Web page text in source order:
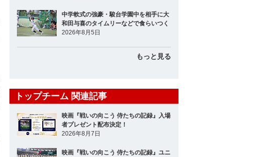
中学軟式の強豪・駿台学園中を相手に大
和田与喜のタイムリーなどで食らいつく
2026年8月5日
もっと見る
トップチーム 関連記事
映画『戦いの向こう 侍たちの記録』入場
者プレゼント配布決定！
2026年8月7日
映画『戦いの向こう 侍たちの記録』ユニ